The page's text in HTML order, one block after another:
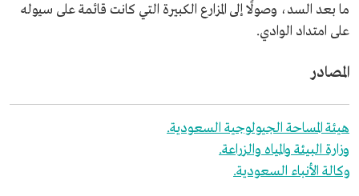
ما بعد السد، وصولًا إلى المزارع الكبيرة التي كانت قائمة على سيوله
على امتداد الوادي.
المصادر
هيئة المساحة الجيولوجية السعودية.
وزارة البيئة والمياه والزراعة.
وكالة الأنباء السعودية.